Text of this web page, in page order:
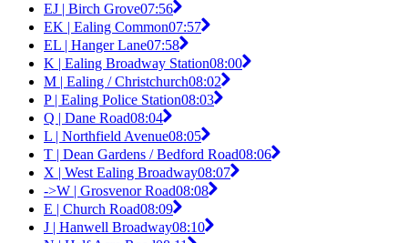
EJ | Birch Grove07:56
EK | Ealing Common07:57
EL | Hanger Lane07:58
K | Ealing Broadway Station08:00
M | Ealing / Christchurch08:02
P | Ealing Police Station08:03
Q | Dane Road08:04
L | Northfield Avenue08:05
T | Dean Gardens / Bedford Road08:06
X | West Ealing Broadway08:07
->W | Grosvenor Road08:08
E | Church Road08:09
J | Hanwell Broadway08:10